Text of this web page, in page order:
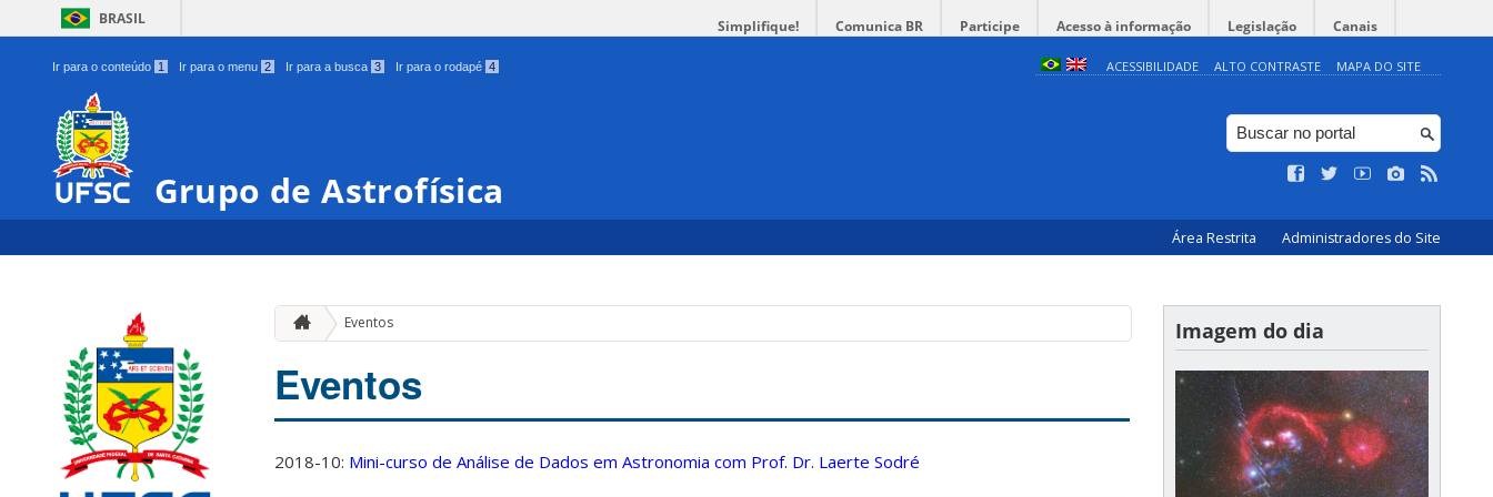
BRASIL Simplifique! Comunica BR Participe Acesso à informação Legislação Canais
Ir para o conteúdo 1 Ir para o menu 2 Ir para a busca 3 Ir para o rodapé 4 ACESSIBILIDADE ALTO CONTRASTE MAPA DO SITE
Grupo de Astrofísica
Área Restrita Administradores do Site
Eventos
Eventos
2018-10: Mini-curso de Análise de Dados em Astronomia com Prof. Dr. Laerte Sodré
Imagem do dia